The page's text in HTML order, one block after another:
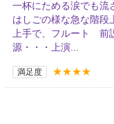
一杯にためる涙でも流
はしごの様な急な階
上手で、フルート
源・・・上演...
満足度 ★★★★